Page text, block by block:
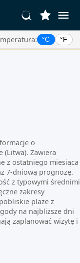
°C °F
o
(Litwa). Zawiera
z ostatniego miesiąca
7-dniową prognozę.
z typowymi średnimi
zakresy
plaże z
na najbliższe dni
zaplanować wizytę i